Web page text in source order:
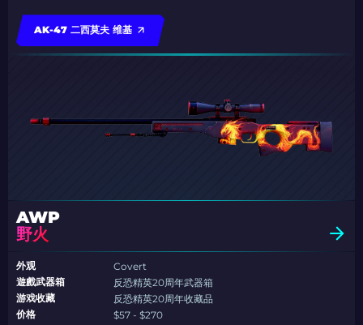
AK-47 二西莫夫 维基
AWP
野火
外观
Covert
遊戲武器箱
反恐精英20周年武器箱
游戏收藏
反恐精英20周年收藏品
价格
$57 - $270